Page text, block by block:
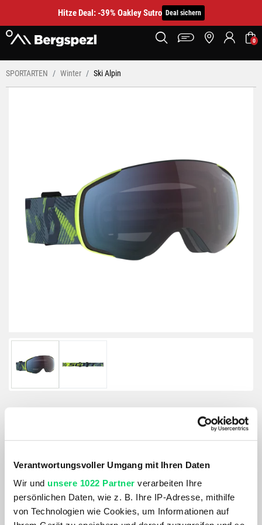
Verantwortungsvoller Umgang mit Ihren Daten
Wir und unsere 1022 Partner verarbeiten Ihre
persönlichen Daten, wie z. B. Ihre IP-Adresse, mithilfe
von Technologien wie Cookies, um Informationen auf
Hitze Deal: -39% Oakley Sutro Deal sichern
0
SPORTARTEN Winter Ski Alpin
Scott Goggle Vapor
ULTRALIME-GREEN-STORM-GREEN
159,95 €